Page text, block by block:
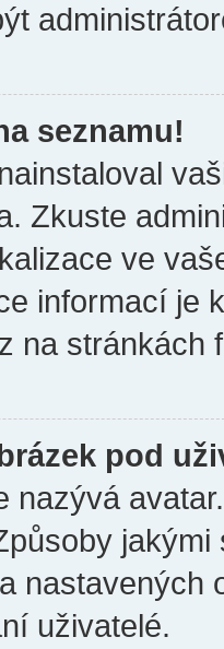
seznamu!
Zkuste
ve
informací je
na stránkách
pod
nazývá
nastavených
uživatelé.